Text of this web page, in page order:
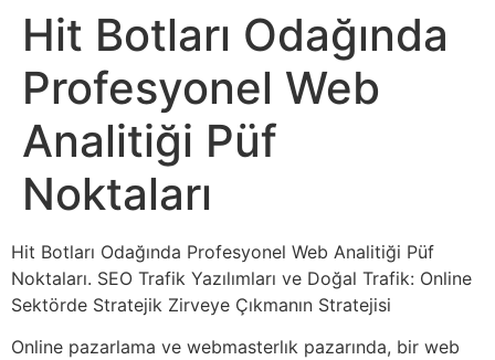
Hit Botları Odağında
Profesyonel Web
Analitiği Püf
Noktaları
Hit Botları Odağında Profesyonel Web Analitiği Püf
Noktaları. SEO Trafik Yazılımları ve Doğal Trafik: Online
Sektörde Stratejik Zirveye Çıkmanın Stratejisi
Online pazarlama ve webmasterlık pazarında, bir web